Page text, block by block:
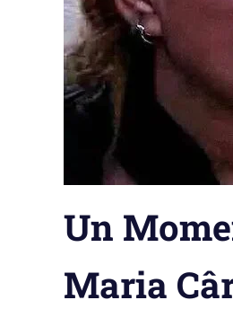
Un
Maria